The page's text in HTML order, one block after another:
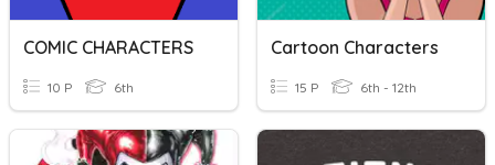
COMIC CHARACTERS
10 P 6th
Cartoon Characters
15 P 6th - 12th